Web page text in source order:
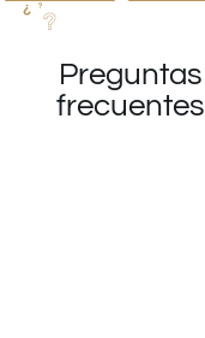
Preguntas
frecuentes